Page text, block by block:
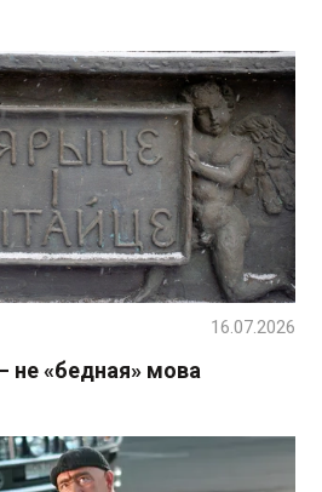
не «бедная» мова
16.07.2026